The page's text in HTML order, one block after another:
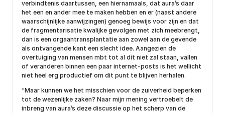
verbindtenis daartussen, een hiernamaals, dat aura’s daar
het een en ander mee te maken hebben en er (naast andere
waarschijnlijke aanwijzingen) genoeg bewijs voor zijn en dat
de fragmentarisatie kwalijke gevolgen met zich meebrengt,
dan is een orgaantransplantatie aan zowel aan de gevende
als ontvangende kant een slecht idee. Aangezien de
overtuiging van mensen mbt tot al dit niet zal staan, vallen
of veranderen binnen een paar internet-posts is het wellicht
niet heel erg productief om dit punt te blijven herhalen.
“Maar kunnen we het misschien voor de zuiverheid beperken
tot de wezenlijke zaken? Naar mijn mening vertroebelt de
inbreng van aura’s deze discussie op het scherp van de